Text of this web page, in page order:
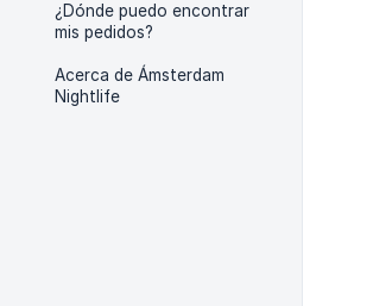
¿Dónde puedo encontrar
mis pedidos?
Acerca de Ámsterdam
Nightlife